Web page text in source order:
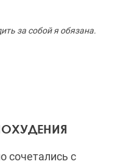
за собой я обязана.
с